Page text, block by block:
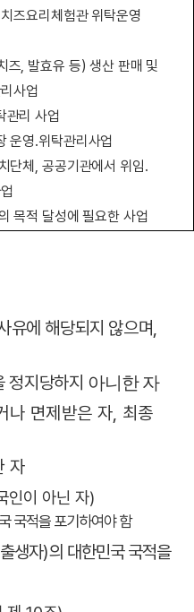
즈요리체험관 위탁운영
즈 발효유 등)생산 판매 및
사업
관리 사업
운영․위탁관리사업
단체 공공기관에서 위임․
목적 달성에 필요한 사업
유에 해당되지 않으며,
정지당하지 아니한 자
나 면제받은 자 최종
자
인이 아닌 자)
국적을 포기하여야 함
생자)의 대한민국 국적을